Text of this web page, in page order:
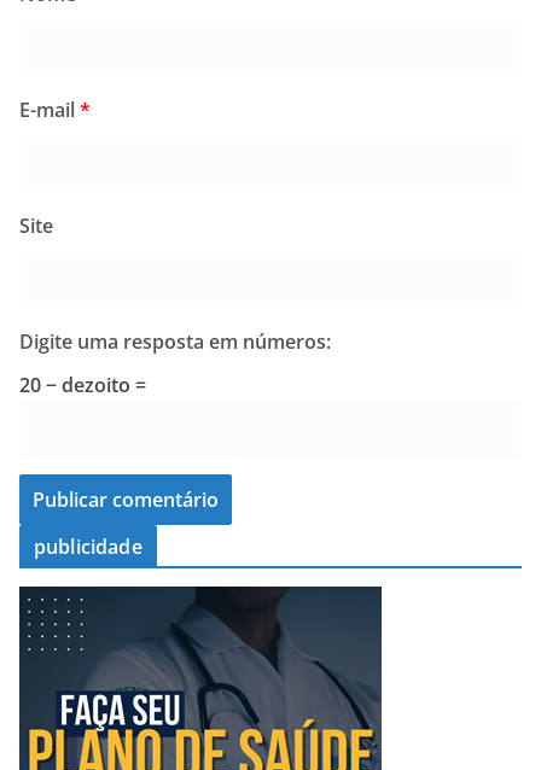
E-mail*
Site
Digite uma resposta em números:
20 − dezoito =
publicidade